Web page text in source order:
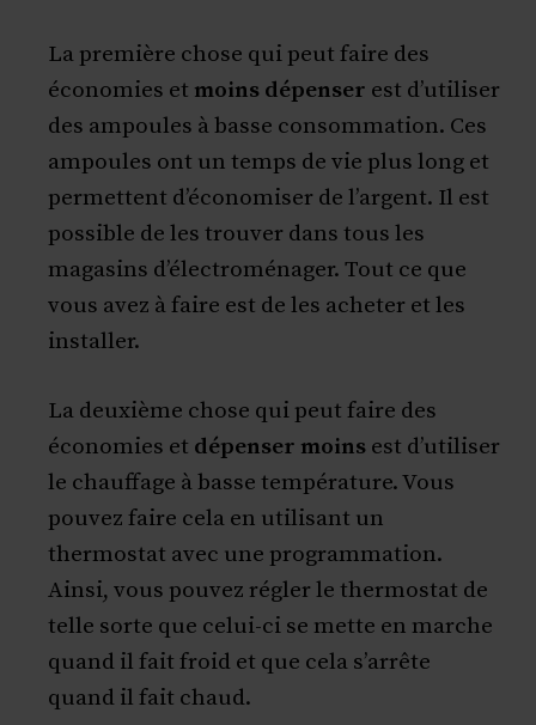
La première chose qui peut faire des
économies et moins dépenser est d’utiliser
des ampoules à basse consommation. Ces
ampoules ont un temps de vie plus long et
permettent d’économiser de l’argent. Il est
possible de les trouver dans tous les
magasins d’électroménager. Tout ce que
vous avez à faire est de les acheter et les
installer.
La deuxième chose qui peut faire des
économies et dépenser moins est d’utiliser
le chauffage à basse température. Vous
pouvez faire cela en utilisant un
thermostat avec une programmation.
Ainsi, vous pouvez régler le thermostat de
telle sorte que celui-ci se mette en marche
quand il fait froid et que cela s’arrête
quand il fait chaud.